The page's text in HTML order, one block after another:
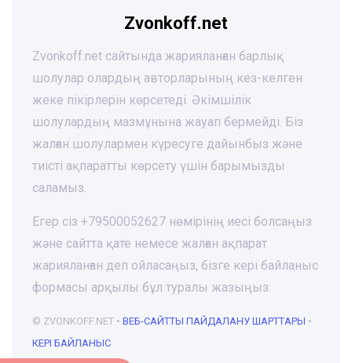
Zvonkoff.net
Zvonkoff.net сайтында жарияланған барлық
шолулар олардың авторларының кез-келген
жеке пікірлерін көрсетеді. Әкімшілік
шолулардың мазмұнына жауап бермейді. Біз
жалған шолулармен күресуге дайынбыз және
тиісті ақпаратты көрсету үшін барымызды
саламыз.
Егер сіз +79500052627 нөмірінің иесі болсаңыз
және сайтта қате немесе жалған ақпарат
жарияланған деп ойласаңыз, бізге кері байланыс
формасы арқылы бұл туралы жазыңыз.
© ZVONKOFF.NET • ВЕБ-CАЙТТЫ ПАЙДАЛАНУ ШАРТТАРЫ •
КЕРІ БАЙЛАНЫС